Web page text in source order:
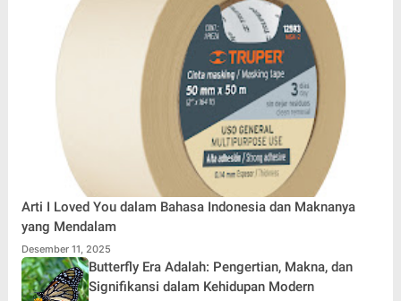
Arti I Loved You dalam Bahasa Indonesia dan Maknanya
yang Mendalam
Desember 11, 2025
Butterfly Era Adalah: Pengertian, Makna, dan
Signifikansi dalam Kehidupan Modern